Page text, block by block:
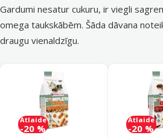
Gardumi nesatur cukuru, ir viegli
omega taukskābēm. Šāda dāvana
draugu vienaldzīgu.
Atlaide
-20 %
Atlaide
-20 %